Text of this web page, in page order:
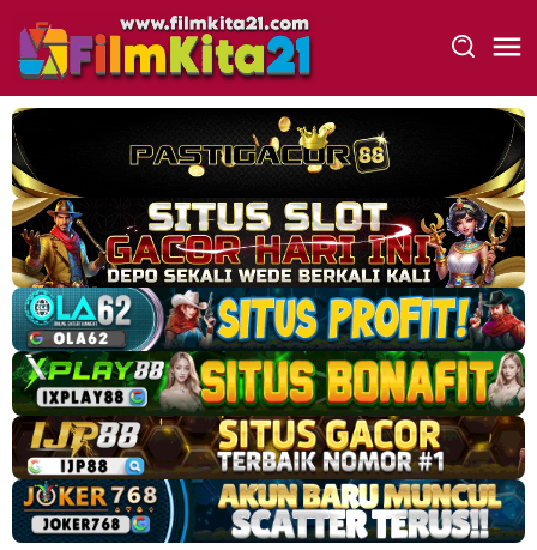
konten